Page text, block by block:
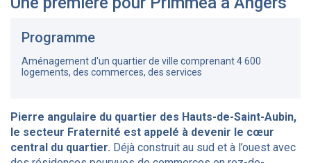
Programme
Aménagement d'un quartier de ville comprenant 4 600
logements, des commerces, des services
Pierre angulaire du quartier des Hauts-de-Saint-Aubin,
le secteur Fraternité est appelé à devenir le cœur
central du quartier. Déjà construit au sud et à l’ouest avec